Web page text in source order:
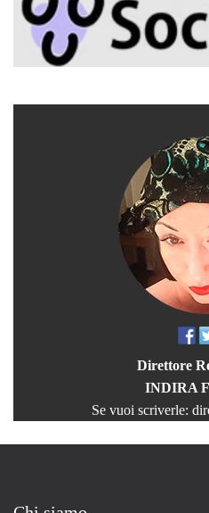
Direttore
INDIRA
Se vuoi scriverle: